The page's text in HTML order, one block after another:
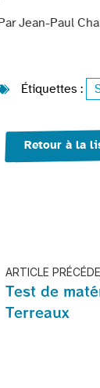
Par Jean-Paul
Étiquettes :
Retour à la
ARTICLE
Test de
Terreaux